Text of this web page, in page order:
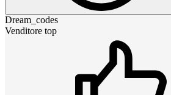
Dream_codes
Venditore top